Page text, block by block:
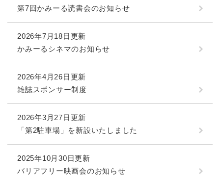
第7回かみーる読書会のお知らせ
2026年7月18日更新
かみーるシネマのお知らせ
2026年4月26日更新
雑誌スポンサー制度
2026年3月27日更新
「第2駐車場」を新設いたしました
2025年10月30日更新
バリアフリー映画会のお知らせ